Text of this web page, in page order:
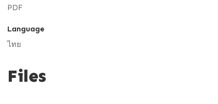
PDF
Language
ไทย
Files